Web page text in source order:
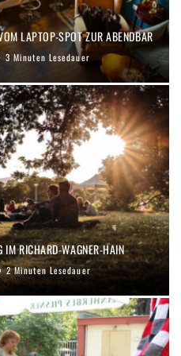
LAPTOP-SPOT ZUR ABENDBAR
3 Minuten Lesedauer
IM RICHARD-WAGNER-HAIN
2 Minuten Lesedauer